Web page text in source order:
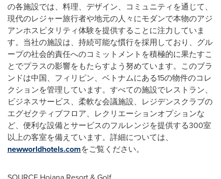
の各施設では、料理、デザイン、コミュニティを通じて、
現代のレジャー旅行者や地元の人々にモダンで本物のアジ
アンホスピタリティ体験を提供することに注力していま
す。当社の施設は、持続可能な慣行を採用しており、グル
ープの社会的責任へのコミットメントを積極的に果たすこ
とでプラスの影響をもたらすよう努めています。このブラ
ンドは中国、フィリピン、ベトナムにある15の物件のコレ
クションを管理しています。すべての施設でレストラン、
ビジネスサービス、柔軟な会議施設、レジデンスクラブの
エグゼクティブフロア、レクリエーションオプションな
ど、便利な設備とサービスのフルレンジを提供する300室
以上の客室を備えています。詳細については、
newworldhotels.comをご覧ください。
SOURCE Hoiana Resort & Golf